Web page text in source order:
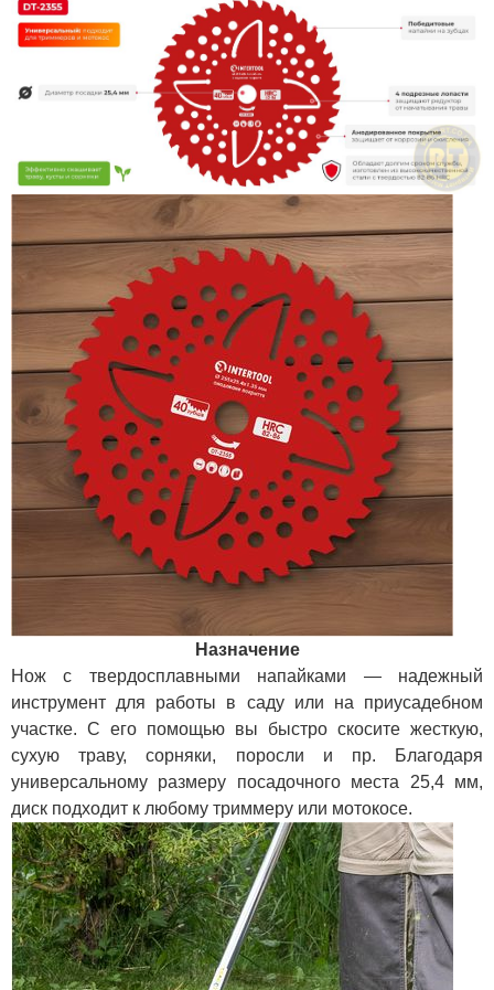
Назначение
Нож с твердосплавными напайками — надежный
инструмент для работы в саду или на приусадебном
участке. С его помощью вы быстро скосите жесткую,
сухую траву, сорняки, поросли и пр. Благодаря
универсальному размеру посадочного места 25,4 мм,
диск подходит к любому триммеру или мотокосе.